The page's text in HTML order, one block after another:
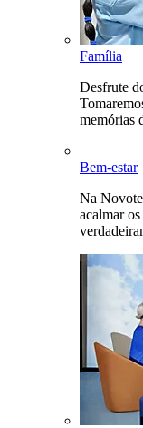
Família
Desfrute
memórias
Bem-estar
Na
acalmar